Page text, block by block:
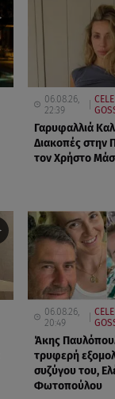
06.08.26,
22:39
Γαρυφαλλιά
Διακοπές στην
τον Χρήστο
06.08.26,
20:49
Άκης
τρυφερή
συζύγου του,
Φωτοπούλου